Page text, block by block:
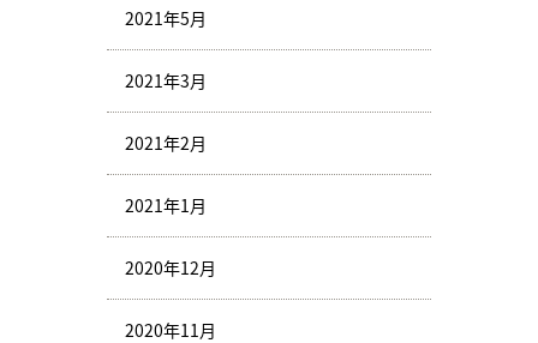
2021年5月
2021年3月
2021年2月
2021年1月
2020年12月
2020年11月